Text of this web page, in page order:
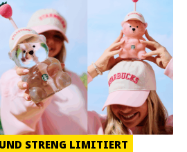
STRENG LIMITIERT